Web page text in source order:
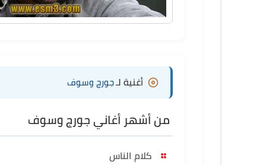
أغنية لـجورج وسوف
من أشهر أغاني جورج وسوف
كلام الناس